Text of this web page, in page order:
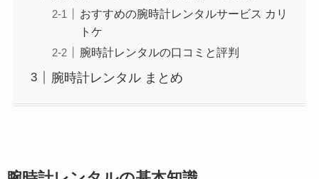
おすすめの腕時計レンタルサービス カリ
トケ
腕時計レンタルの口コミと評判
腕時計レンタル まとめ